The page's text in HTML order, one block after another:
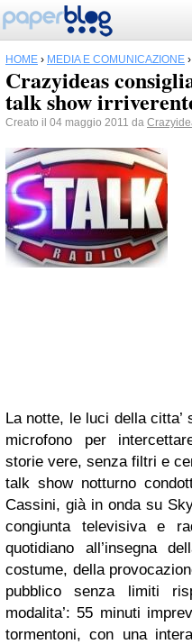
HOME › MEDIA E COMUNICAZIONE ›
Crazyideas
talk show
Creato il 04 maggio 2011 da
La notte, le luci della citta’
microfono per
storie vere, senza filtri e
talk show notturno
Cassini, già in onda su
congiunta televisiva e
quotidiano all’insegna
costume, della
pubblico senza limiti
modalita’: 55 minuti
tormentoni, con una